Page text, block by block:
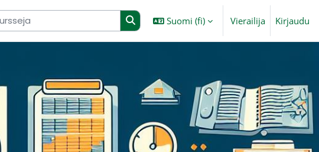
Suomi ‎(fi)‎ Vierailija Kirjaudu